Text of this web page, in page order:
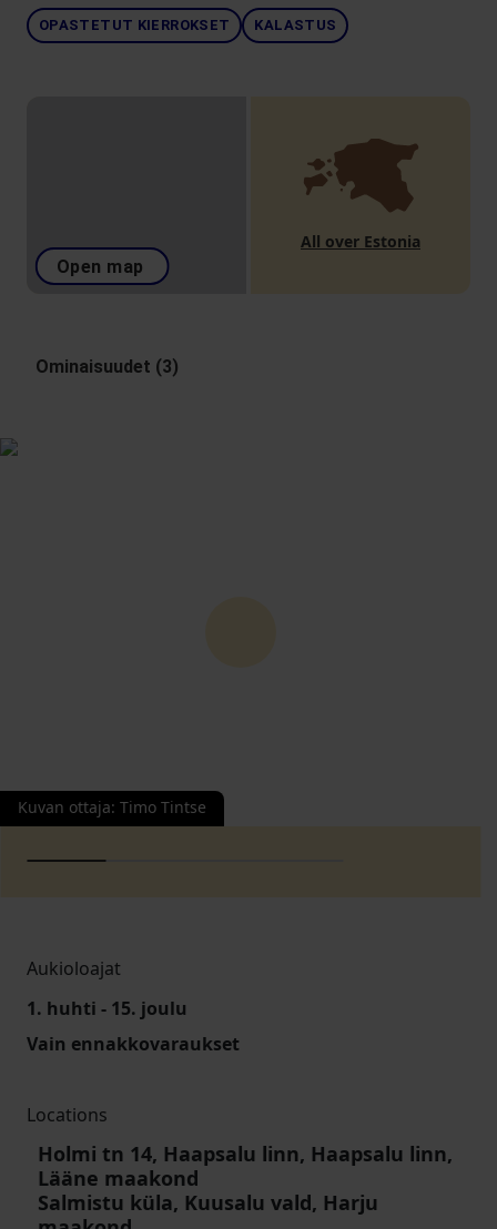
OPASTETUT KIERROKSET KALASTUS
Open map
All over Estonia
Ominaisuudet (3)
Kuvan ottaja: Timo Tintse
Aukioloajat
1. huhti - 15. joulu
Vain ennakkovaraukset
Locations
Holmi tn 14, Haapsalu linn, Haapsalu linn,
Lääne maakond
Salmistu küla, Kuusalu vald, Harju